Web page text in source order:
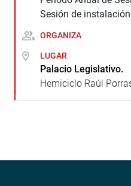
Sesión de
ORGANIZA
LUGAR
Palacio Legislativo.
Hemiciclo Raúl